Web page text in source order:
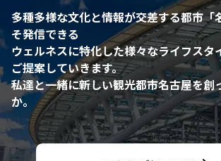
多種多様な文化と情報が交差する都市「
そ発信できる
ウェルネスに特化した様々なライフスタ
ご提案していきます。
私達と一緒に新しい観光都市名古屋を創
か。